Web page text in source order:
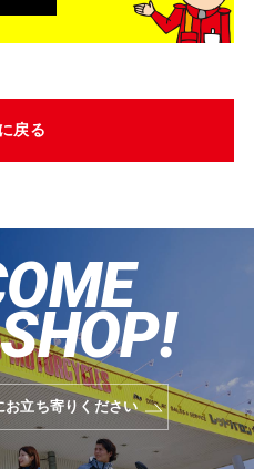
戻る
SHOP!
お立ち寄りください